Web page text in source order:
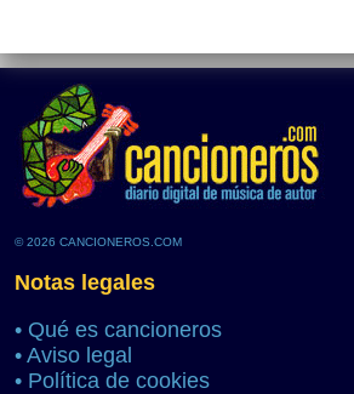
© 2026 CANCIONEROS.COM
Notas legales
• Qué es cancioneros
• Aviso legal
• Política de cookies